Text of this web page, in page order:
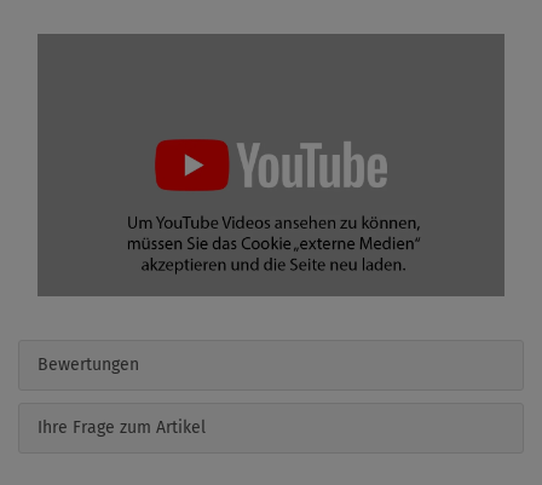
Bewertungen
Ihre Frage zum Artikel